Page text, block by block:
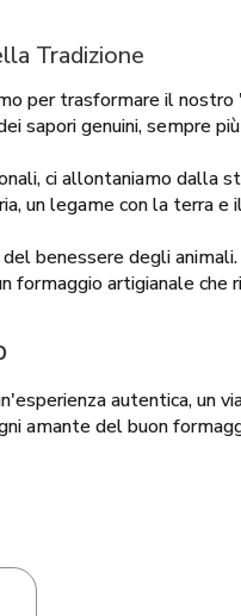
Tradizione
per trasformare il nostro
sapori genuini, sempre
ci allontaniamo dalla
un legame con la terra e
benessere degli
formaggio artigianale
autentica, un
amante del buon